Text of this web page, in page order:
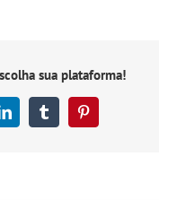
sua plataforma!
LinkedInTumblrPinterest